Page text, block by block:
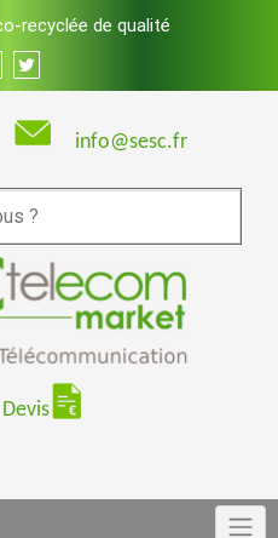
recyclée de qualité
info@sesc.fr
Devis